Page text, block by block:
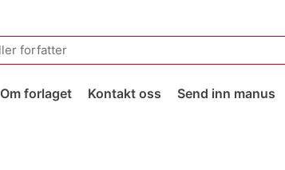
Om forlaget Kontakt oss Send inn manus